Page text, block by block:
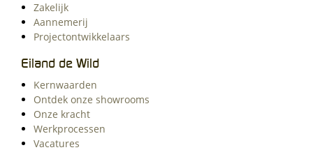
Zakelijk
Aannemerij
Projectontwikkelaars
Eiland de Wild
Kernwaarden
Ontdek onze showrooms
Onze kracht
Werkprocessen
Vacatures